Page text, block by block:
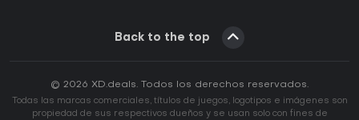
Back to the top
© 2026 XD.deals. Todos los derechos reservados.
Todas las marcas comerciales, títulos de juegos, logotipos e imágenes son
propiedad de sus respectivos dueños y se usan solo con fines de